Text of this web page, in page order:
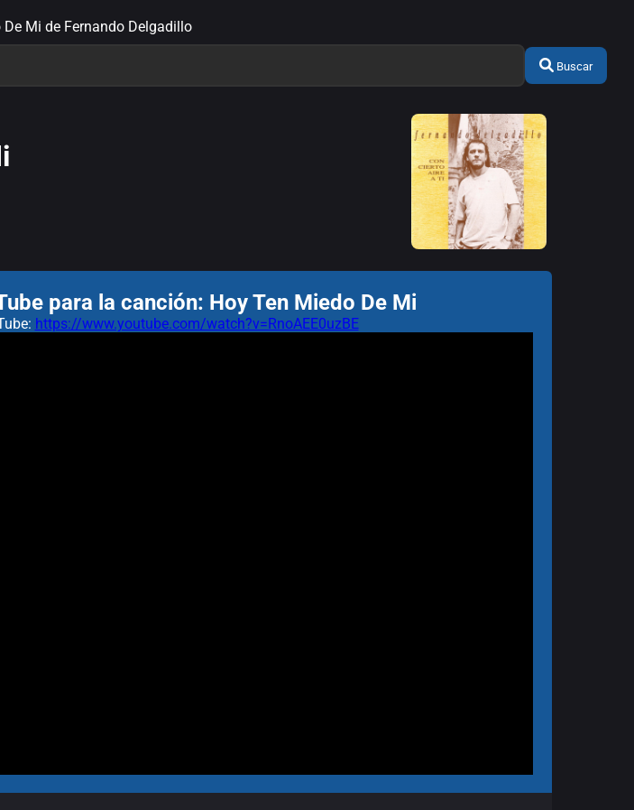
Mi de Fernando Delgadillo
Buscar
para la canción: Hoy Ten Miedo De Mi
https://www.youtube.com/watch?v=RnoAEE0uzBE